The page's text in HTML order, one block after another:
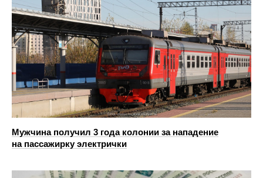
Мужчина получил 3 года колонии за нападение
на пассажирку электрички